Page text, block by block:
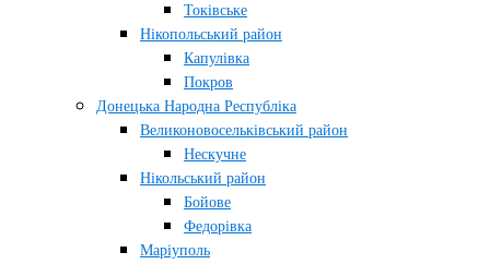
Токівське
Нікопольський район
Капулівка
Покров
Донецька Народна Республіка
Великоновосельківський район
Нескучне
Нікольський район
Бойове
Федорівка
Маріуполь